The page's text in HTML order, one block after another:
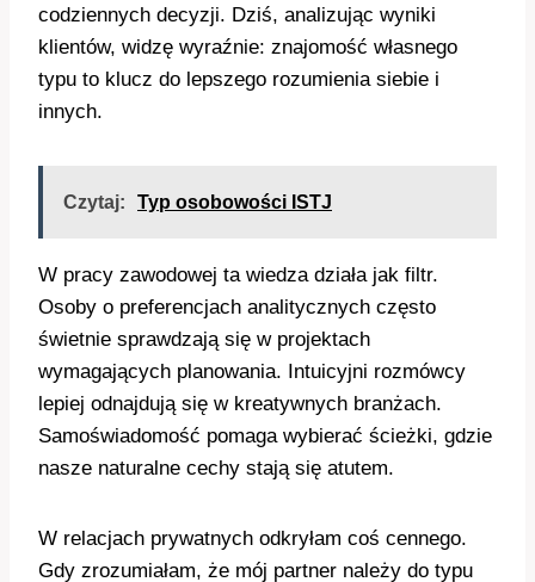
codziennych decyzji. Dziś, analizując wyniki
klientów, widzę wyraźnie: znajomość własnego
typu to klucz do lepszego rozumienia siebie i
innych.
Czytaj: Typ osobowości ISTJ
W pracy zawodowej ta wiedza działa jak filtr.
Osoby o preferencjach analitycznych często
świetnie sprawdzają się w projektach
wymagających planowania. Intuicyjni rozmówcy
lepiej odnajdują się w kreatywnych branżach.
Samoświadomość pomaga wybierać ścieżki, gdzie
nasze naturalne cechy stają się atutem.
W relacjach prywatnych odkryłam coś cennego.
Gdy zrozumiałam, że mój partner należy do typu